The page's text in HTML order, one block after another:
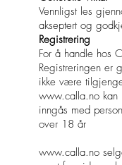
Vennligst les
akseptert og
Registrering
For å handle hos
Registreringen er
ikke være
www.calla.no
inngås med
over 18 år
www.calla.no